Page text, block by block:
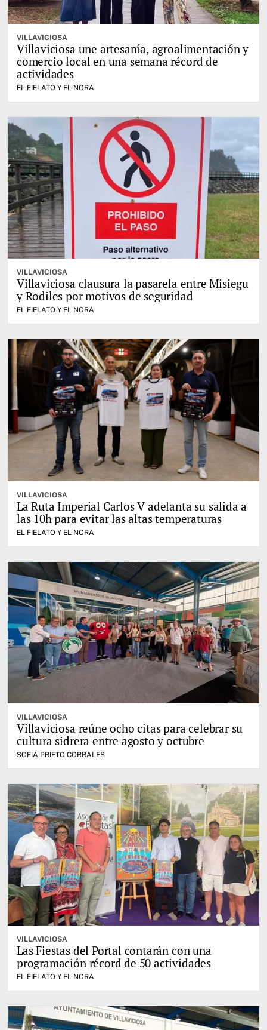
VILLAVICIOSA
Villaviciosa une artesanía, agroalimentación y
comercio local en una semana récord de
actividades
EL FIELATO Y EL NORA
VILLAVICIOSA
Villaviciosa clausura la pasarela entre Misiegu
y Rodiles por motivos de seguridad
EL FIELATO Y EL NORA
VILLAVICIOSA
La Ruta Imperial Carlos V adelanta su salida a
las 10h para evitar las altas temperaturas
EL FIELATO Y EL NORA
VILLAVICIOSA
Villaviciosa reúne ocho citas para celebrar su
cultura sidrera entre agosto y octubre
SOFIA PRIETO CORRALES
VILLAVICIOSA
Las Fiestas del Portal contarán con una
programación récord de 50 actividades
EL FIELATO Y EL NORA